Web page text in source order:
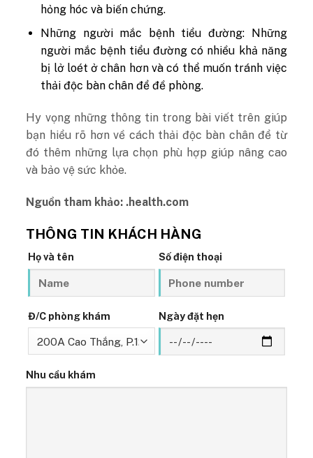
hỏng hóc và biến chứng.
Những người mắc bệnh tiểu đường: Những
người mắc bệnh tiểu đường có nhiều khả năng
bị lở loét ở chân hơn và có thể muốn tránh việc
thải độc bàn chân để đề phòng.
Hy vọng những thông tin trong bài viết trên giúp
bạn hiểu rõ hơn về cách thải độc bàn chân để từ
đó thêm những lựa chọn phù hợp giúp nâng cao
và bảo vệ sức khỏe.
Nguồn tham khảo: .health.com
THÔNG TIN KHÁCH HÀNG
Họ và tên Số điện thoại
Đ/C phòng khám Ngày đặt hẹn
Nhu cầu khám